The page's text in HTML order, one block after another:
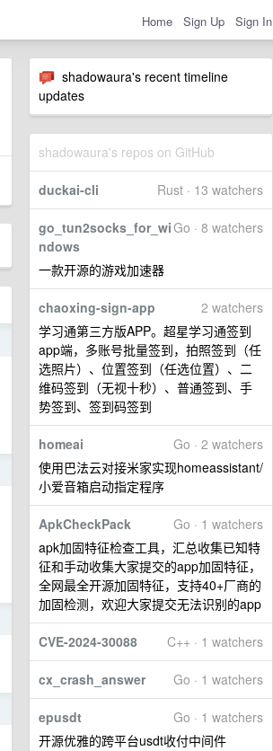
Home Sign Up Sign In
shadowaura's recent timeline
updates
shadowaura's repos on GitHub
Rust · 13 watchers
duckai-cli
Go · 8 watchers
go_tun2socks_for_wi
ndows
一款开源的游戏加速器
2 watchers
chaoxing-sign-app
学习通第三方版APP。超星学习通签到
app端，多账号批量签到，拍照签到（任
选照片）、位置签到（任选位置）、二
维码签到（无视十秒）、普通签到、手
势签到、签到码签到
Go · 2 watchers
homeai
使用巴法云对接米家实现homeassistant/
小爱音箱启动指定程序
Go · 1 watchers
ApkCheckPack
apk加固特征检查工具，汇总收集已知特
征和手动收集大家提交的app加固特征，
全网最全开源加固特征，支持40+厂商的
加固检测，欢迎大家提交无法识别的app
C++ · 1 watchers
CVE-2024-30088
Go · 1 watchers
cx_crash_answer
Go · 1 watchers
epusdt
开源优雅的跨平台usdt收付中间件